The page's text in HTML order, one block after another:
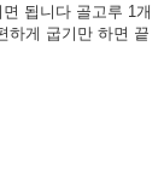
됩니다 골고루 1개
하게 굽기만 하면 끝